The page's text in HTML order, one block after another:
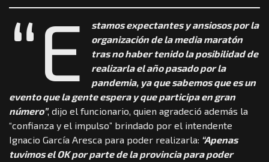
“E
stamos expectantes y ansiosos por la
organización de la media maratón
tras no haber tenido la posibilidad de
realizarla el año pasado por la
pandemia, ya que sabemos que es un
evento que la gente espera y que participa en gran
número”, dijo el funcionario, quien agradeció además la
“confianza y el impulso” brindado por el intendente
Ignacio García Aresca para poder realizarla: “Apenas
tuvimos el OK por parte de la provincia para poder